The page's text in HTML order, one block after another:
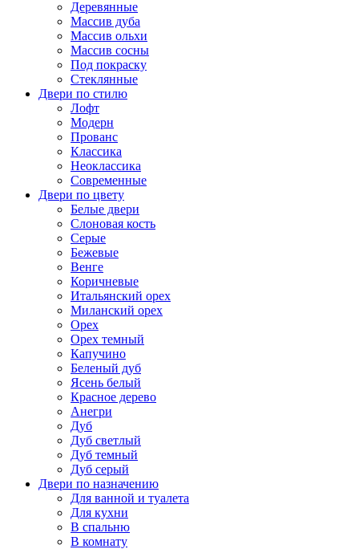
Деревянные
Массив дуба
Массив ольхи
Массив сосны
Под покраску
Стеклянные
Двери по стилю
Лофт
Модерн
Прованс
Классика
Неоклассика
Современные
Двери по цвету
Белые двери
Слоновая кость
Серые
Бежевые
Венге
Коричневые
Итальянский орех
Миланский орех
Орех
Орех темный
Капучино
Беленый дуб
Ясень белый
Красное дерево
Анегри
Дуб
Дуб светлый
Дуб темный
Дуб серый
Двери по назначению
Для ванной и туалета
Для кухни
В спальню
В комнату